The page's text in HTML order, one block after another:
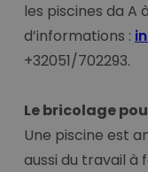
les piscines da A
d’informations :
+32051/702293.
Le bricolage
Une piscine est
aussi du travail à